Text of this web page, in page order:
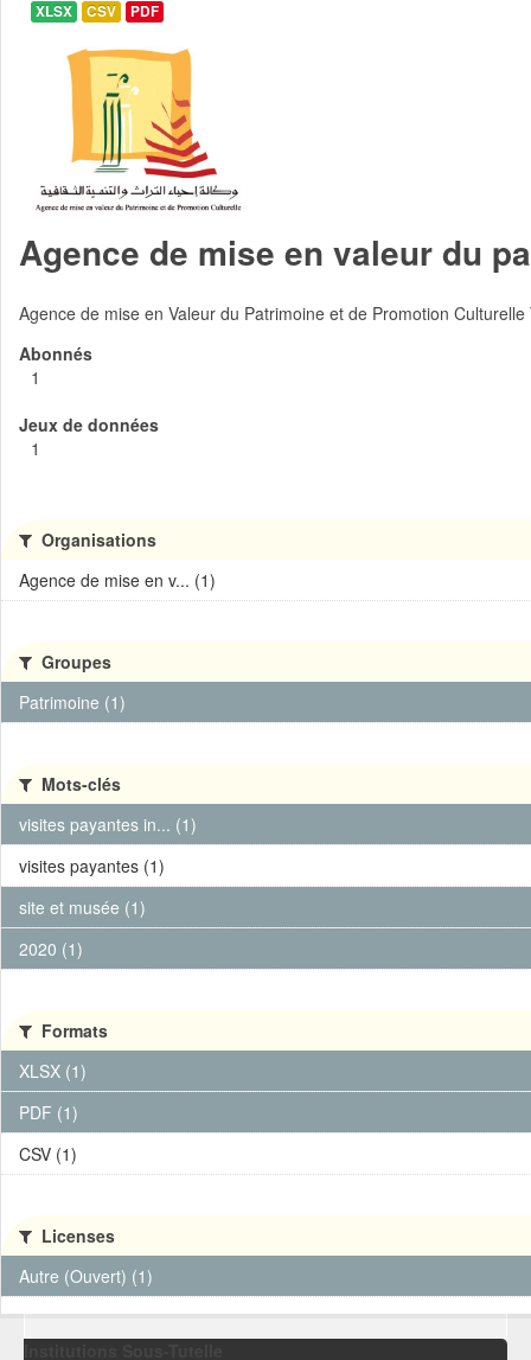
XLSX CSV PDF
Agence de mise en valeur du
Agence de mise en Valeur du Patrimoine et de Promotion
Abonnés
1
Jeux de données
1
Organisations
Agence de mise en v... (1)
Groupes
Patrimoine (1)
Mots-clés
visites payantes in... (1)
visites payantes (1)
site et musée (1)
2020 (1)
Formats
XLSX (1)
PDF (1)
CSV (1)
Licenses
Autre (Ouvert) (1)